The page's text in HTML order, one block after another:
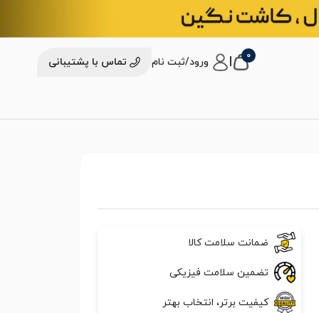
0 ورود/ثبت نام تماس با پشتیبانی
ضمانت سلامت کالا
تضمین سلامت فیزیکی
کیفیت برتر، انتخاب بهتر